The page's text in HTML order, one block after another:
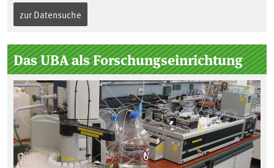
zur Datensuche
Das UBA als Forschungseinrichtung